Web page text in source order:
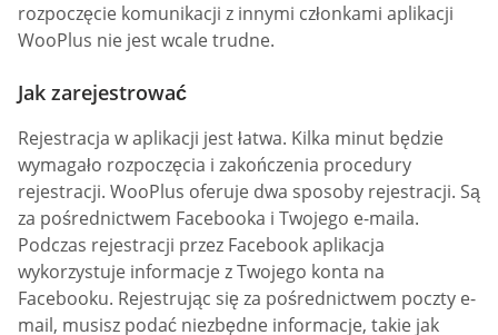
rozpoczęcie komunikacji z innymi członkami aplikacji
WooPlus nie jest wcale trudne.
Jak zarejestrować
Rejestracja w aplikacji jest łatwa. Kilka minut będzie
wymagało rozpoczęcia i zakończenia procedury
rejestracji. WooPlus oferuje dwa sposoby rejestracji. Są
za pośrednictwem Facebooka i Twojego e-maila.
Podczas rejestracji przez Facebook aplikacja
wykorzystuje informacje z Twojego konta na
Facebooku. Rejestrując się za pośrednictwem poczty e-
mail, musisz podać niezbędne informacje, takie jak